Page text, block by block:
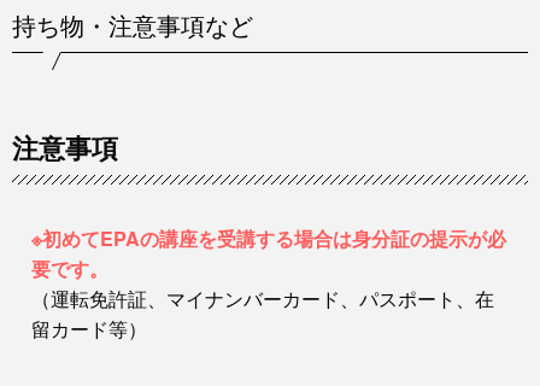
持ち物・注意事項など
注意事項
※初めてEPAの講座を受講する場合は身分証の提示が必
要です。
（運転免許証、マイナンバーカード、パスポート、在
留カード等）